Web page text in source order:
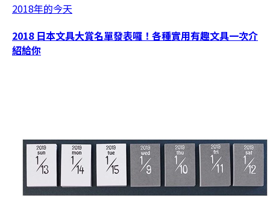
2018年的今天
2018 日本文具大賞名單發表囉！各種實用有趣文具一次介
紹給你